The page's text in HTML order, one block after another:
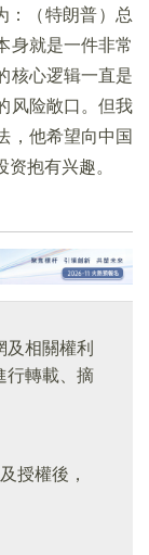
：（特朗普）总
身就是一件非常
核心逻辑一直是
风险敞口。但我
，他希望向中国
抱有兴趣。
相關權利
行轉載、摘
授權後，